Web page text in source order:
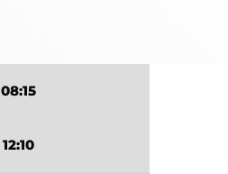
08:15
12:10